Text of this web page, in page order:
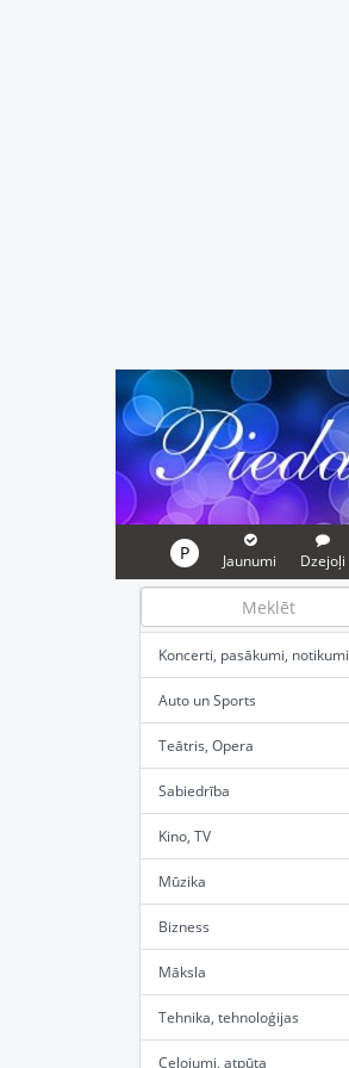
P Jaunumi Dzejoļi
Koncerti, pasākumi, notikumi
Auto un Sports
Teātris, Opera
Sabiedrība
Kino, TV
Mūzika
Bizness
Māksla
Tehnika, tehnoloģijas
Ceļojumi, atpūta